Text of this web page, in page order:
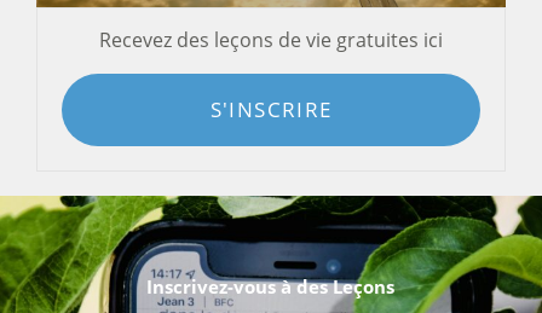
Recevez des leçons de vie gratuites ici
S'INSCRIRE
Inscrivez-vous à des Leçons